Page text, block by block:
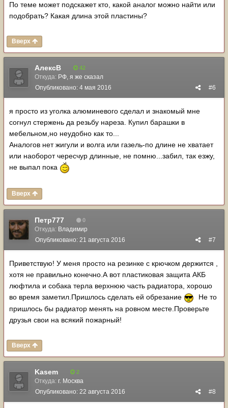
По теме может подскажет кто, какой аналог можно найти или
подобрать? Какая длина этой пластины?
Вверх
АлексВ 42
Откуда: РФ, я же сказал
#6
Опубликовано: 4 мая 2016
я просто из уголка алюминевого сделал и знакомый мне
согнул стержень да резьбу нареза. Купил барашки в
мебельном,но неудобно как то...
Аналогов нет жигули и волга или газель-по длине не хватает
или наоборот чересчур длинные, не помню...забил, так езжу,
не выпал пока
Вверх
Петр777 0
Откуда: Владимир
#7
Опубликовано: 21 августа 2016
Приветствую! У меня просто на резинке с крючком держится ,
хотя не правильно конечно.А вот пластиковая защита АКБ
люфтила и собака терла верхнюю часть радиатора, хорошо
во время заметил.Пришлось сделать ей обрезание
Не то
пришлось бы радиатор менять на ровном месте.Проверьте
друзья свои на всякий пожарный!
Вверх
Kasem 2
Откуда: г. Москва
#8
Опубликовано: 22 августа 2016